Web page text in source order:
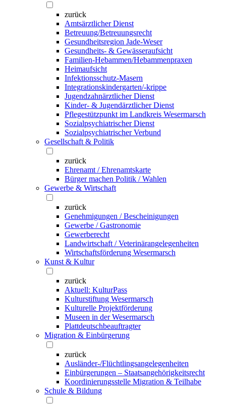
zurück
Amtsärztlicher Dienst
Betreuung/Betreuungsrecht
Gesundheitsregion Jade-Weser
Gesundheits- & Gewässeraufsicht
Familien-Hebammen/Hebammenpraxen
Heimaufsicht
Infektionsschutz-Masern
Integrationskindergarten/-krippe
Jugendzahnärztlicher Dienst
Kinder- & Jugendärztlicher Dienst
Pflegestützpunkt im Landkreis Wesermarsch
Sozialpsychiatrischer Dienst
Sozialpsychiatrischer Verbund
Gesellschaft & Politik
zurück
Ehrenamt / Ehrenamtskarte
Bürger machen Politik / Wahlen
Gewerbe & Wirtschaft
zurück
Genehmigungen / Bescheinigungen
Gewerbe / Gastronomie
Gewerberecht
Landwirtschaft / Veterinärangelegenheiten
Wirtschaftsförderung Wesermarsch
Kunst & Kultur
zurück
Aktuell: KulturPass
Kulturstiftung Wesermarsch
Kulturelle Projektförderung
Museen in der Wesermarsch
Plattdeutschbeauftragter
Migration & Einbürgerung
zurück
Ausländer-/Flüchtlingsangelegenheiten
Einbürgerungen – Staatsangehörigkeitsrecht
Koordinierungsstelle Migration & Teilhabe
Schule & Bildung